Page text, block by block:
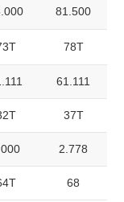
81.500
78T
61.111
37T
2.778
68